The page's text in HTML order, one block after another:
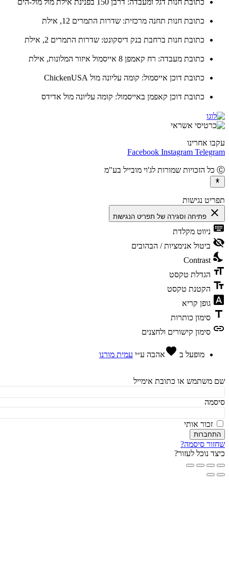
כתובת חנות דגל ומעבדה: דרבן 150 בפנינת אילת מול מול-הים
כתובת חנות תחנה מרכזית: שדרות התמרים 12, אילת
כתובת חנות ברחבת בנק דיסקונט: שדרות התמרים 2, אילת
כתובת מעבדה: רח קאמפן 8 אייסמול איזור המלונות, אילת
כתובת דוכן אייסמול: קומה עליונה מול ChickenUSA
כתובת דוכן קאפמן באייסמול: קומה עליונה מול אדידס
אחרינו
Facebook Instagram
נגישות
פתיחה וסגירה של תפריט הנגישות
ניווט מקלדת
ביטול אנימציות / הבהובים
Contrast
הגדלת טקסט
הקטנת טקסט
גופן קריא
סימון כותרות
סימון קישורים ולחצנים
מופעל בfavorite אהבהע״י עמית מורנו
או כתובת אימייל
זכור אותי
סיסמה?
נוכל לעזור?